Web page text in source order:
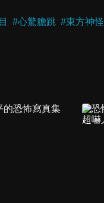
#心驚膽跳 #東方神怪